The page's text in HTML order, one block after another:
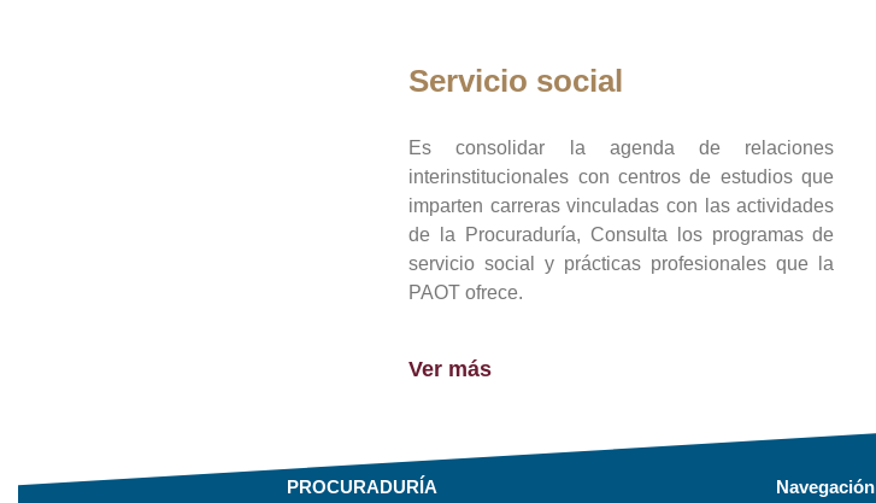
Servicio social
Es consolidar la agenda de relaciones
interinstitucionales con centros de estudios que
imparten carreras vinculadas con las actividades
de la Procuraduría, Consulta los programas de
servicio social y prácticas profesionales que la
PAOT ofrece.
Ver más
PROCURADURÍA Navegación